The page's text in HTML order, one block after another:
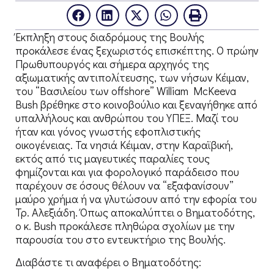
Έκπληξη στους διαδρόμους της Βουλής
προκάλεσε ένας ξεχωριστός επισκέπτης. Ο πρώην
Πρωθυπουργός και σήμερα αρχηγός της
αξιωματικής αντιπολίτευσης, των νήσων Κέιμαν,
του “Βασιλείου των offshore” William McKeeva
Bush βρέθηκε στο κοινοβούλιο και ξεναγήθηκε από
υπαλλήλους και ανθρώπου του ΥΠΕΞ. Μαζί του
ήταν και γόνος γνωστής εφοπλιστικής
οικογένειας. Τα νησιά Κέιμαν, στην Καραϊβική,
εκτός από τις μαγευτικές παραλίες τους
φημίζονται και για φορολογικό παράδεισο που
παρέχουν σε όσους θέλουν να “εξαφανίσουν”
μαύρο χρήμα ή να γλυτώσουν από την εφορία του
Τρ. Αλεξιάδη. Όπως αποκαλύπτει ο Βηματοδότης,
ο κ. Bush προκάλεσε πληθώρα σχολίων με την
παρουσία του στο εντευκτήριο της Βουλής.
Διαβάστε τι αναφέρει ο Βηματοδότης: